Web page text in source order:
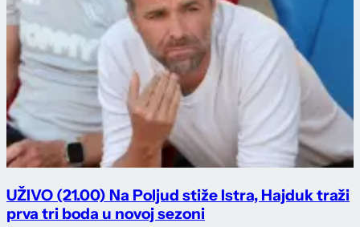
UŽIVO (21.00) Na Poljud stiže Istra, Hajduk traži
prva tri boda u novoj sezoni